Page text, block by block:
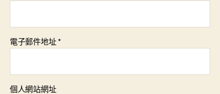
電子郵件地址*
個人網站網址